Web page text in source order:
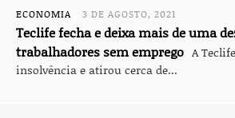
ECONOMIA 3 DE AGOSTO, 2021
Teclife fecha e deixa mais de uma
trabalhadores sem emprego A
insolvência e atirou cerca de...